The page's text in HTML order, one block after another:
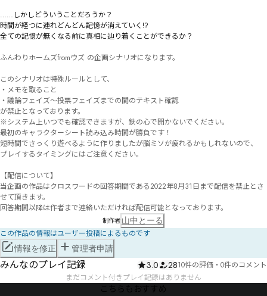
……しかしどういうことだろうか？
時間が経つに連れどんどん記憶が消えていく!?
全ての記憶が無くなる前に真相に辿り着くことができるか？
ふんわりホームズfromウズ の企画シナリオになります。
このシナリオは特殊ルールとして、
・メモを取ること
・議論フェイズ〜投票フェイズまでの間のテキスト確認
が禁止となっております。
※システム上いつでも確認できますが、鉄の心で開かないでください。
最初のキャラクターシート読み込み時間が勝負です！
短時間でさっくり遊べるように作りましたが脳ミソが疲れるかもしれないので、
プレイするタイミングにはご注意ください。
【配信について】
当企画の作品はクロスワードの回答期間である2022年8月31日まで配信を禁止とさ
せて頂きます。
回答期間以降は作者まで連絡いただければ配信可能となっております。
制作者 山中とーる
この作品の情報はユーザー投稿によるものです
情報を修正 管理者申請
みんなのプレイ記録 3.0 2810件の評価 ・ 0件のコメント
まだコメント付きプレイ記録はありません
こちらもおすすめ